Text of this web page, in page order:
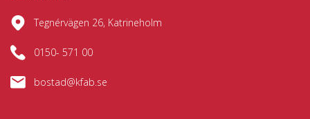
Tegnérvägen 26, Katrineholm
0150- 571 00
bostad@kfab.se